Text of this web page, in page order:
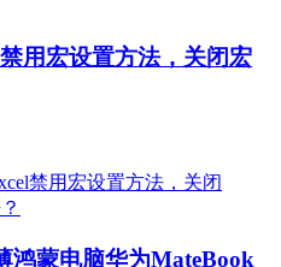
用宏设置方法，关闭宏
鸿蒙电脑华为MateBook